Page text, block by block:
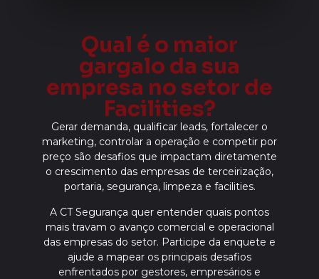
Qual é o maior
gargalo da sua
empresa no setor de
Facilities?
Gerar demanda, qualificar leads, fortalecer o
marketing, controlar a operação e competir por
preço são desafios que impactam diretamente
o crescimento das empresas de terceirização,
portaria, segurança, limpeza e facilities.
A CT Segurança quer entender quais pontos
mais travam o avanço comercial e operacional
das empresas do setor. Participe da enquete e
ajude a mapear os principais desafios
enfrentados por gestores, empresários e